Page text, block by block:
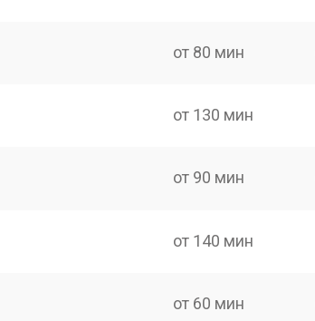
от 80 мин
от 130 мин
от 90 мин
от 140 мин
от 60 мин